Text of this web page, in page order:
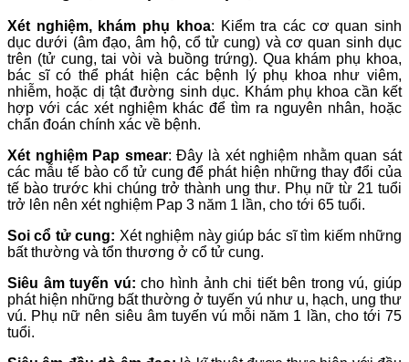
Xét nghiệm, khám phụ khoa: Kiểm tra các cơ quan sinh
dục dưới (âm đạo, âm hộ, cổ tử cung) và cơ quan sinh dục
trên (tử cung, tai vòi và buồng trứng). Qua khám phụ khoa,
bác sĩ có thể phát hiện các bệnh lý phụ khoa như viêm,
nhiễm, hoặc dị tật đường sinh dục. Khám phụ khoa cần kết
hợp với các xét nghiệm khác để tìm ra nguyên nhân, hoặc
chẩn đoán chính xác về bệnh.
Xét nghiệm Pap smear: Đây là xét nghiệm nhằm quan sát
các mẫu tế bào cổ tử cung để phát hiện những thay đổi của
tế bào trước khi chúng trở thành ung thư. Phụ nữ từ 21 tuổi
trở lên nên xét nghiệm Pap 3 năm 1 lần, cho tới 65 tuổi.
Soi cổ tử cung: Xét nghiệm này giúp bác sĩ tìm kiếm những
bất thường và tổn thương ở cổ tử cung.
Siêu âm tuyến vú: cho hình ảnh chi tiết bên trong vú, giúp
phát hiện những bất thường ở tuyến vú như u, hạch, ung thư
vú. Phụ nữ nên siêu âm tuyến vú mỗi năm 1 lần, cho tới 75
tuổi.